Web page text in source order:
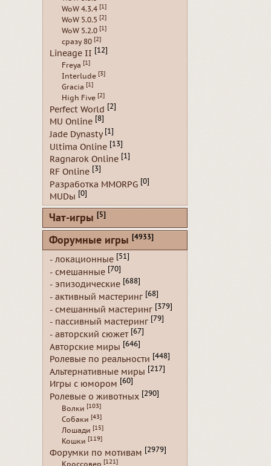
WoW 4.3.4 [1]
WoW 5.0.5 [2]
WoW 5.2.0 [1]
сразу 80 [2]
Lineage II [12]
Freya [1]
Interlude [3]
Gracia [1]
High Five [2]
Perfect World [2]
MU Online [8]
Jade Dynasty [1]
Ultima Online [13]
Ragnarok Online [1]
RF Online [3]
Разработка MMORPG [0]
MUDы [0]
Чат-игры [5]
Форумные игры [4933]
- локационные [51]
- смешанные [70]
- эпизодические [688]
- активный мастеринг [68]
- смешанный мастеринг [379]
- пассивный мастеринг [79]
- авторский сюжет [67]
Авторские миры [646]
Ролевые по реальности [448]
Альтернативные миры [217]
Игры с юмором [60]
Ролевые о животных [290]
Волки [103]
Собаки [43]
Лошади [15]
Кошки [119]
Форумки по мотивам [2979]
[121]